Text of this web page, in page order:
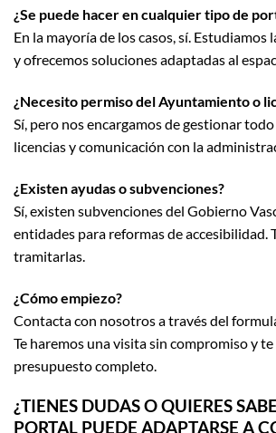
¿Se puede hacer en cualquier tipo de
En la mayoría de los casos, sí. Estudiamos
y ofrecemos soluciones adaptadas al
¿Necesito permiso del Ayuntamiento o
Sí, pero nos encargamos de gestionar
licencias y comunicación con la
¿Existen ayudas o subvenciones?
Sí, existen subvenciones del Gobierno
entidades para reformas de accesibilidad.
tramitarlas.
¿Cómo empiezo?
Contacta con nosotros a través del
Te haremos una visita sin compromiso y
presupuesto completo.
¿TIENES DUDAS O QUIERES
PORTAL PUEDE ADAPTARSE A